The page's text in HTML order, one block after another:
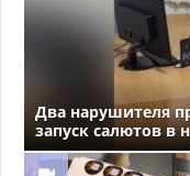
Два нарушителя
запуск салютов в